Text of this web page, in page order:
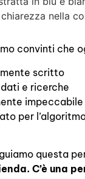
convinti che
scritto
e ricerche
impeccabile
per
questa
C’è una